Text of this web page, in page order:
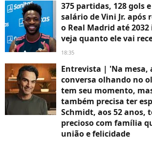
375 partidas, 128 gols
salário de Vini Jr. após
o Real Madrid até
veja quanto ele vai
18:35
Entrevista | 'Na mesa,
conversa olhando no
tem seu momento,
também precisa ter
Schmidt, aos 52 anos,
precioso com família
união e felicidade